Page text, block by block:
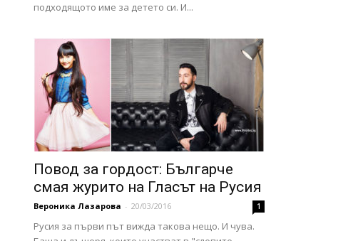
подходящото име за детето си. И...
Повод за гордост: Българче
смая журито на Гласът на Русия
Вероника Лазарова - 20/03/2016 1
Русия за първи път вижда такова нещо. И чува.